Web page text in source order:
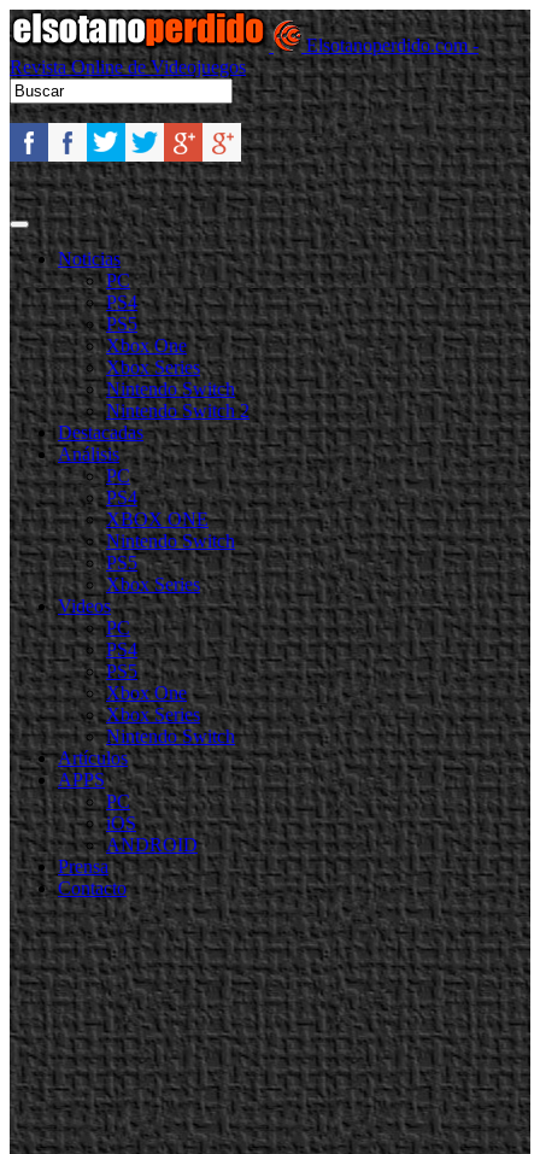
Elsotanoperdido.com -
Revista Online de Videojuegos
Noticias
PC
PS4
PS5
Xbox One
Xbox Series
Nintendo Switch
Nintendo Switch 2
Destacadas
Análisis
PC
PS4
XBOX ONE
Nintendo Switch
PS5
Xbox Series
Videos
PC
PS4
PS5
Xbox One
Xbox Series
Nintendo Switch
Artículos
APPS
PC
iOS
ANDROID
Prensa
Contacto